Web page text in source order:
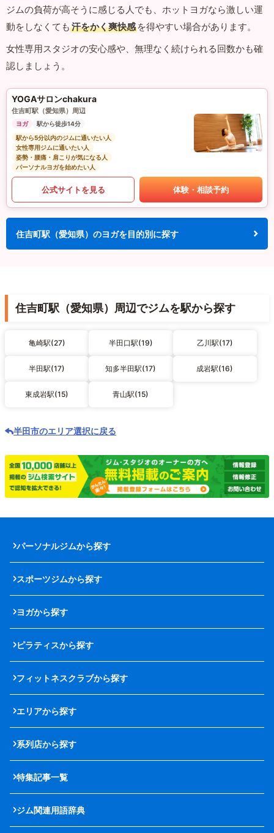
ジムの負荷が高そうに感じる人でも、ホットヨガなら激しい運
動をしなくても 汗をかく爽快感 を得やすい場合があります。
女性専用スタジオの安心感や、無理なく続けられる回数かも確
認しましょう。
YOGAサロンchakura
住吉町駅（愛知県）周辺
ヨガ
駅から徒歩14分
駅から5分以内のジムに通いたい人
女性専用ジムに通いたい人
姿勢・腰痛・肩こりが気になる人
パーソナルヨガを始めたい人
公式サイトを見る 体験・相談予約
住吉町駅（愛知県）のヨガを目的別に探す
住吉町駅（愛知県）周辺でジムを駅から探す
亀崎駅(27) 半田口駅(19) 乙川駅(17)
半田駅(17) 知多半田駅(17) 成岩駅(16)
東成岩駅(15) 青山駅(15)
半田市のエリア選択に戻る
パーソナルジムから探す
スポーツジムから探す
ヨガから探す
ピラティスから探す
フィットネスクラブから探す
エリアから探す
系列店から探す
特集記事一覧
ジム関連用語辞典